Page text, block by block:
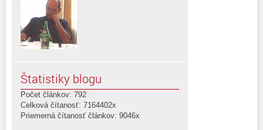
Štatistiky blogu
Počet článkov: 792
Celková čítanosť: 7164402x
Priemerná čítanosť článkov: 9046x